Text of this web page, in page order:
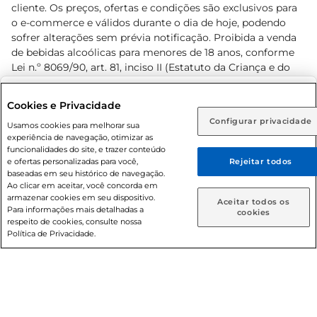
Rio de Janeiro (RJ) Goiás (GO)
Ou
Caso queira comprar online, informe como deseja receber
suas compras:
Entrega em casa Retire em Loja
cliente. Os preços, ofertas e condições são exclusivos para
o e-commerce e válidos durante o dia de hoje, podendo
sofrer alterações sem prévia notificação. Proibida a venda
de bebidas alcoólicas para menores de 18 anos, conforme
Lei n.º 8069/90, art. 81, inciso II (Estatuto da Criança e do
Adolescente). Preços e condições exclusivos para o
prévio. O valor mínimo para as compras on-line é de R$
80,00.
© 2026 Copyright. Todos os direitos
reservados Prezunic.
Cookies e Privacidade
Usamos cookies para melhorar sua
experiência de navegação, otimizar as
funcionalidades do site, e trazer conteúdo
e ofertas personalizadas para você,
baseadas em seu histórico de navegação.
Ao clicar em aceitar, você concorda em
armazenar cookies em seu dispositivo.
Para informações mais detalhadas a
respeito de cookies, consulte nossa
Política de Privacidade.
Configurar privacidade
Rejeitar todos
Aceitar todos os
cookies